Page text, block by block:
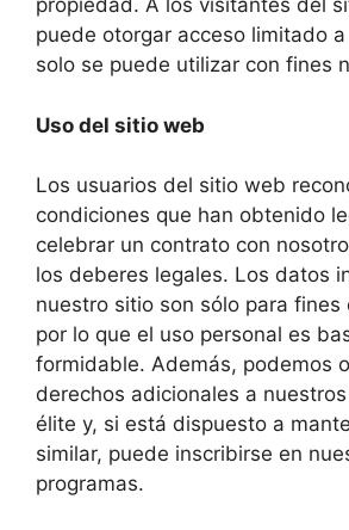
propiedad. A los visitantes del
puede otorgar acceso limitado
solo se puede utilizar con fines
Uso del sitio web
Los usuarios del sitio web
condiciones que han obtenido
celebrar un contrato con
los deberes legales. Los datos
nuestro sitio son sólo para fines
por lo que el uso personal es
formidable. Además, podemos
derechos adicionales a
élite y, si está dispuesto a
similar, puede inscribirse en
programas.